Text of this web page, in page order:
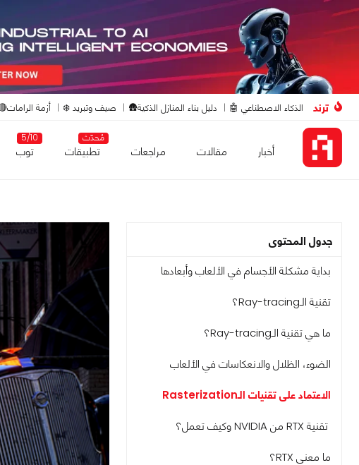
ترند الذكاء الاصطناعي 🤖 دليل بناء المنازل الذكية🛖 صيف وتبريد ❄️ أزمة
أخبار مقالات مراجعات
مُحدّث
تطبيقات
5/10
توب
جدول المحتوى
بداية مشكلة الأجسام في الألعاب وأبعادها
تقنية الـRay-tracing؟
ما هي تقنية الـRay-tracing؟
الضوء، الظلال والانعكاسات في الألعاب
الاعتماد على تقنيات الـRasterization
تقنية RTX من NVIDIA وكيف تعمل؟
ما معنى RTX؟